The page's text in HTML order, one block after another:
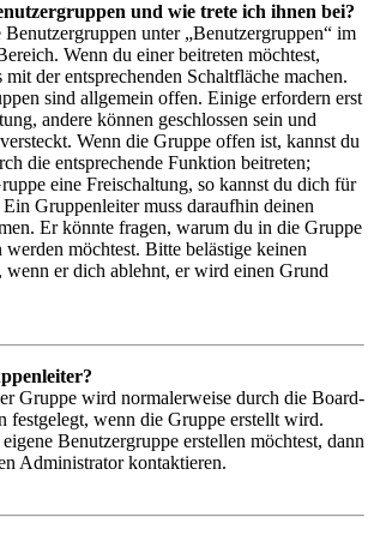
und wie trete ich ihnen bei?
unter „Benutzergruppen“ im
Wenn du einer beitreten möchtest,
mit der entsprechenden Schaltfläche machen.
sind allgemein offen. Einige erfordern erst
andere können geschlossen sein und
Wenn die Gruppe offen ist, kannst du
die entsprechende Funktion beitreten;
eine Freischaltung, so kannst du dich für
Gruppenleiter muss daraufhin deinen
Er könnte fragen, warum du in die Gruppe
werden möchtest. Bitte belästige keinen
wenn er dich ablehnt, er wird einen Grund
Gruppe wird normalerweise durch die Board-
festgelegt, wenn die Gruppe erstellt wird.
Benutzergruppe erstellen möchtest, dann
Administrator kontaktieren.